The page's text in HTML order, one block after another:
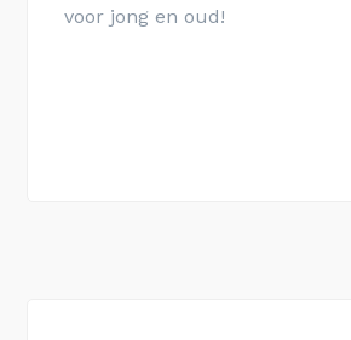
voor jong en oud!